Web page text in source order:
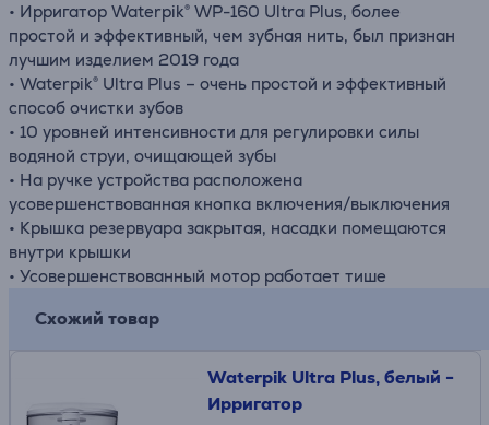
• Ирригатор Waterpik® WP-160 Ultra Plus, более
простой и эффективный, чем зубная нить, был признан
лучшим изделием 2019 года
• Waterpik® Ultra Plus – очень простой и эффективный
способ очистки зубов
• 10 уровней интенсивности для регулировки силы
водяной струи, очищающей зубы
• На ручке устройства расположена
усовершенствованная кнопка включения/выключения
• Крышка резервуара закрытая, насадки помещаются
внутри крышки
• Усовершенствованный мотор работает тише
Схожий товар
Waterpik Ultra Plus, белый -
Ирригатор